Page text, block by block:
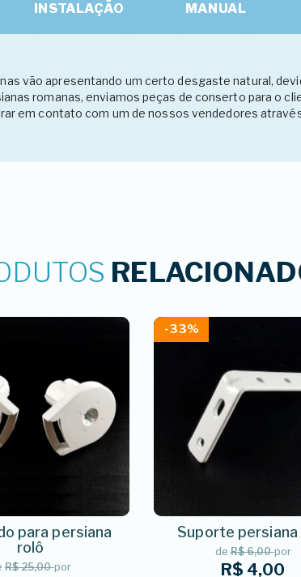
INSTALAÇÃO MANUAL
vão apresentando um certo desgaste natural,
romanas, enviamos peças de conserto para o
em contato com um de nossos vendedores
para persiana
rolô
R$ 25,00por
-33%
Suporte
de R$ 6,00por
R$ 4,00